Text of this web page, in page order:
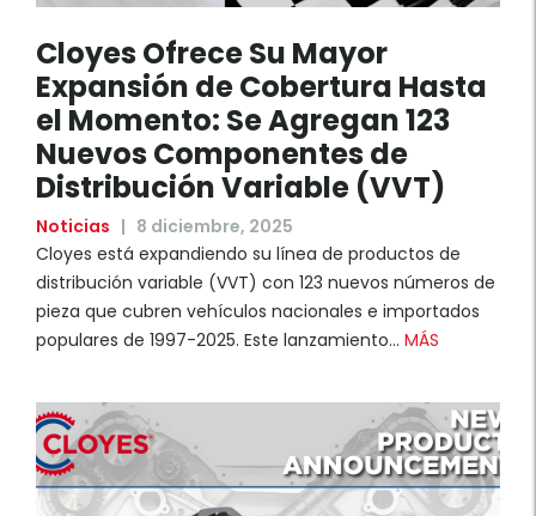
Cloyes Ofrece Su Mayor
Expansión de Cobertura Hasta
el Momento: Se Agregan 123
Nuevos Componentes de
Distribución Variable (VVT)
Noticias | 8 diciembre, 2025
Cloyes está expandiendo su línea de productos de
distribución variable (VVT) con 123 nuevos números de
pieza que cubren vehículos nacionales e importados
populares de 1997-2025. Este lanzamiento… MÁS